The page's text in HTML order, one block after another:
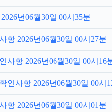
년06월30일 00시35분
항 2026년06월30일 00시27분
사항 2026년06월30일 00시16
인사항 2026년06월30일 00시
항 2026년06월30일 00시01분